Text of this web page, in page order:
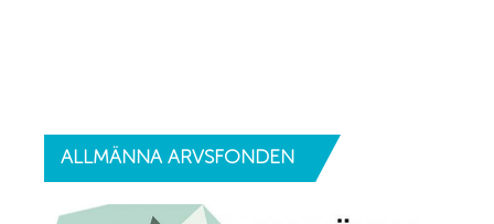
ALLMÄNNA ARVSFONDEN